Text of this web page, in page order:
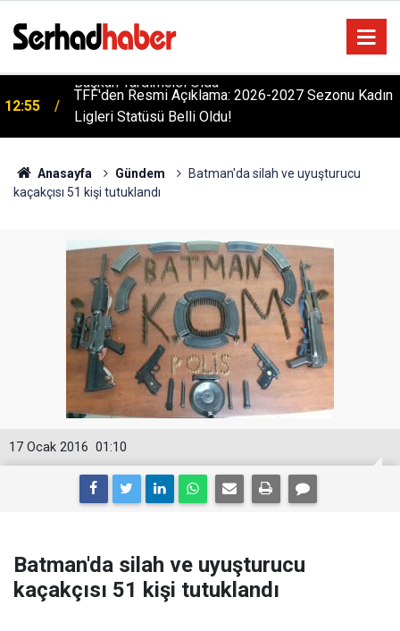
12:55
TFF'den Resmi Açıklama: 2026-2027 Sezonu Kadın
Ligleri Statüsü Belli Oldu!
Anasayfa Gündem
Batman'da silah ve uyuşturucu
kaçakçısı 51 kişi tutuklandı
01:10
17 Ocak 2016
Batman'da silah ve uyuşturucu
kaçakçısı 51 kişi tutuklandı